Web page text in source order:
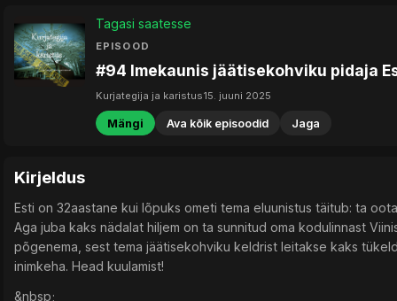
Tagasi saatesse
EPISOOD
#94 Imekaunis jäätisekohviku pidaja
Kurjategija ja karistus15. juuni 2025
Mängi Ava kõik episoodid Jaga
Kirjeldus
Esti on 32aastane kui lõpuks ometi tema eluunistus täitub: ta
Aga juba kaks nädalat hiljem on ta sunnitud oma kodulinnast
põgenema, sest tema jäätisekohviku keldrist leitakse kaks
inimkeha. Head kuulamist!
&nbsp;